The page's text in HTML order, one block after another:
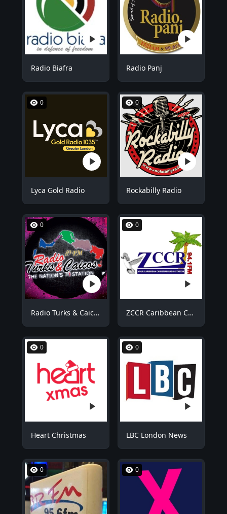
Radio Biafra Radio Panj
0
Lyca Gold Radio
0
Rockabilly Radio
0
Radio Turks & Caicos RTCFM
0
ZCCR Caribbean Christian Radio
0
Heart Christmas
0
LBC London News
0 0